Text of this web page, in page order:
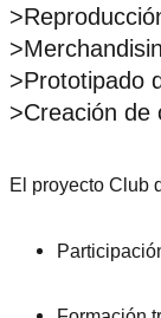
>Prototipado
>Creación de
El proyecto Club